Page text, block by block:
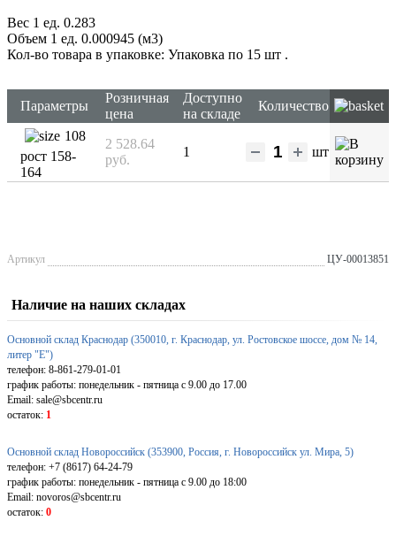
Вес 1 ед. 0.283
Объем 1 ед. 0.000945 (м3)
Кол-во товара в упаковке: Упаковка по 15 шт .
Параметры
Розничная
цена
Доступно
на складе
Количество
108
рост 158-
164
2 528.64
руб.
1 шт
Артикул ЦУ-00013851
Наличие на наших складах
Основной склад Краснодар (350010, г. Краснодар, ул. Ростовское шоссе, дом № 14,
литер "Е")
телефон: 8-861-279-01-01
график работы: понедельник - пятница с 9.00 до 17.00
Email: sale@sbcentr.ru
остаток: 1
Основной склад Новороссийск (353900, Россия, г. Новороссийск ул. Мира, 5)
телефон: +7 (8617) 64-24-79
график работы: понедельник - пятница с 9.00 до 18:00
Email: novoros@sbcentr.ru
остаток: 0